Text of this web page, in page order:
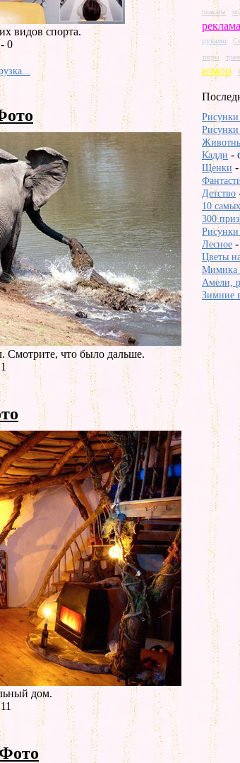
видов спорта.
0
Смотрите, что было дальше.
дом.
плакаты
реклама
руками
тигры
юмор
Рисунки
Рисунки
Кадди -
Щенки -
Детство
10
300
Лесное
Цветы
Мимика
Амели,
Зимние